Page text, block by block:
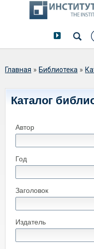
Вы здесь
Главная » Библиотека »
Каталог
Автор
Год
Заголовок
Издатель